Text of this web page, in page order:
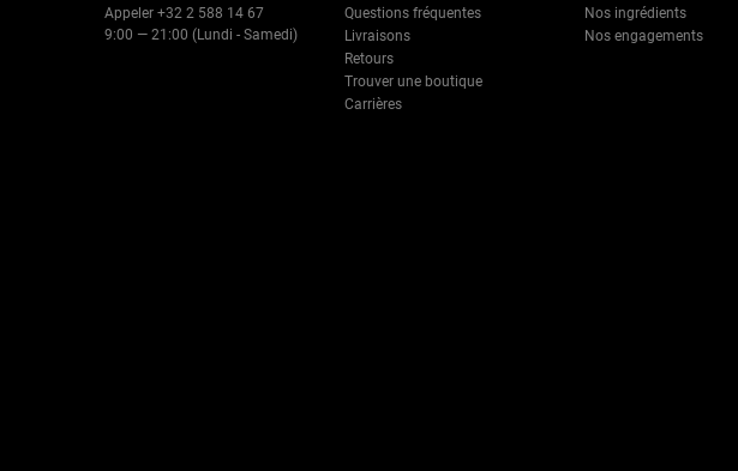
Appeler +32 2 588 14 67
9:00 — 21:00 (Lundi - Samedi)
Questions fréquentes
Livraisons
Retours
Trouver une boutique
Carrières
Nos ingrédients
Nos engagements